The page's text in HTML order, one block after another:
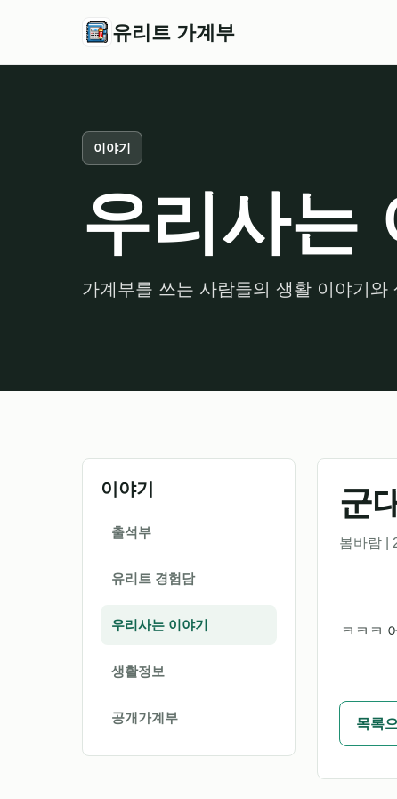
유리트 가계부
이야기
우리사는
가계부를 쓰는 사람들의 생활 이야기와
이야기
출석부
유리트 경험담
우리사는 이야기
생활정보
공개가계부
군
봄바람 |
ㅋㅋㅋ
목록